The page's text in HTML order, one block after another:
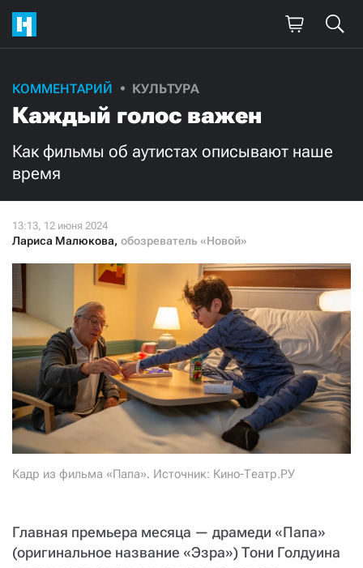
КОММЕНТАРИЙ КУЛЬТУРА
Каждый голос важен
Как фильмы об аутистах описывают наше
время
Лариса Малюкова, обозреватель «Новой»
Кадр из фильма «Папа». Источник: Кино-Театр.РУ
Главная премьера месяца — драмеди «Папа»
(оригинальное название «Эзра») Тони Голдуина
Поддержите
нашу работу!
Ежемесячно Разово
500
Нажимая кнопку «Стать соучастником»,
я принимаю условия и подтверждаю свое гражданство РФ
СТАТЬ СОУЧАСТНИКОМ
ПОДЕЛИТЬСЯ С ДРУЗЬЯМИ
Если у вас есть вопросы, пишите donate@novayagazeta.ru
или
звоните:
+7 (929) 612-03-68